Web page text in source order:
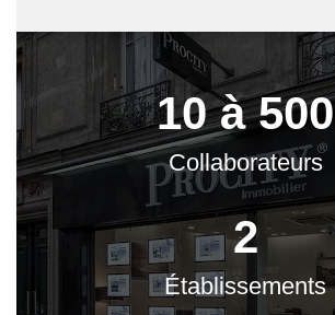
10 à 500
Collaborateurs
2
Établissements